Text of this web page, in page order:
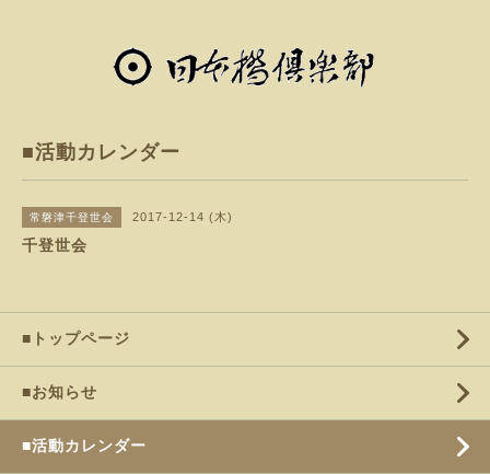
■活動カレンダー
常磐津千登世会 2017-12-14 (木)
千登世会
■トップページ
■お知らせ
■活動カレンダー